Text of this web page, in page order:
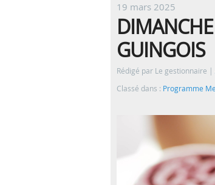
19 mars 2025
GUINGOIS
Rédigé par Le gestionnaire
Classé dans : Programme